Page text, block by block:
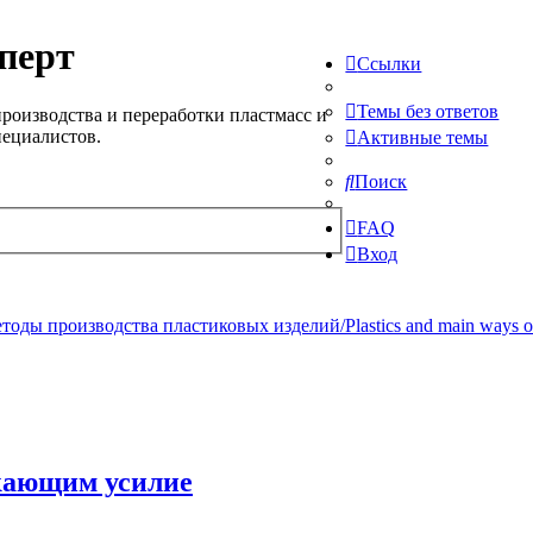
и переработки пластмасс и
Ссылки
Темы без ответов
Активные темы
Поиск
FAQ
Вход
производства пластиковых изделий/Plastics and main ways
усилие